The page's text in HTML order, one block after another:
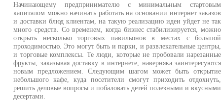
Начинающему предпринимателю с минимальным стартовым
капиталом можно начинать работать на основании интернет заказов
и доставки блюд клиентам, на такую реализацию идеи уйдет не так
много средств. Со временем, когда бизнес стабилизируется, можно
открыть несколько торговых павильонов в местах с большой
проходимостью. Это могут быть и парки, и развлекательные центры,
и торговые комплексы. Те люди, которые не пробовали нарезанные
фрукты, заказывая доставку в интернете, наверняка заинтересуются
новым предложением. Следующим шагом может быть открытие
небольшого кафе, куда посетители смогут приходить отдохнуть,
решить деловые вопросы и побаловать детей полезными и вкусными
десертами.